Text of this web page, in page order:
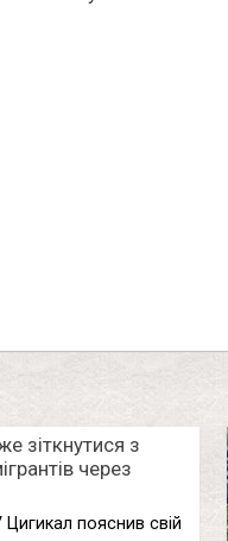
зіткнутися з
через
них Євросоюзу
пояснив свій